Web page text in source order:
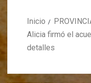
Inicio
Alicia firmó el
detalles